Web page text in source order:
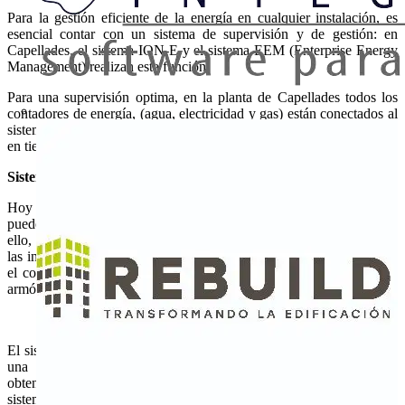
Para la gestión eficiente de la energía en cualquier instalación, es
esencial contar con un sistema de supervisión y de gestión: en
Capellades, el sistema ION-E y el sistema EEM (Enterprise Energy
Management) realizan esta función.
Para una supervisión optima, en la planta de Capellades todos los
contadores de energía, (agua, electricidad y gas) están conectados al
sistema de supervisión. De esta manera se puede tener información
en tiempo real de los consumos o de las posibles alarmas.
Sistema de gestión energética integral ION EEM
Hoy en día, la gestión de costes y un servicio continuo y mejorado
pueden aumentar la competitividad de la empresa o industria. Para
ello, es necesario tener más información sobre el funcionamiento de
las instalaciones, el consumo y la calidad de la energía: datos sobre
el consumo sectorizado, curvas de carga, perturbaciones, polución
armónica, energía disponible, etc.
El sistema de gestión energética integral PowerLogic ION EEM es
una aplicación que unifica, completa y amplia las ventajas de
obtención de datos existentes relativos a la energía. Incluyen
sistemas de control y supervisión de la energía para sistemas de